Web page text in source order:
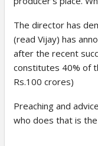
The director has
(read Vijay) has
after the recent
constitutes 40% of
Rs.100 crores)
Preaching and
who does that is